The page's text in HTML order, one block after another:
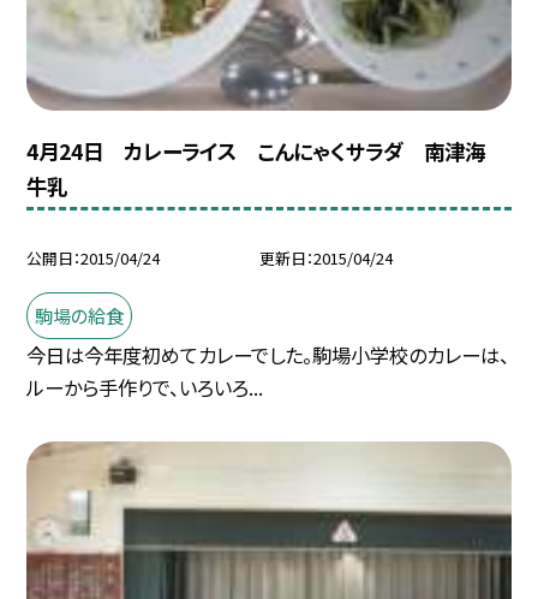
4月24日 カレーライス こんにゃくサラダ 南津海
牛乳
公開日 2015/04/24 更新日 2015/04/24
駒場の給食
今日は今年度初めてカレーでした。駒場小学校のカレーは、
ルーから手作りで、いろいろ...